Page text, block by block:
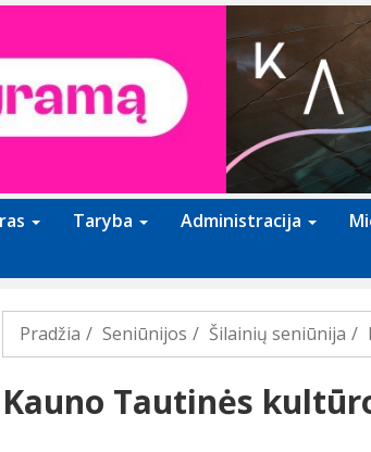
Taryba Administracija
Pradžia Seniūnijos Šilainių seniūnija
Kauno Tautinės